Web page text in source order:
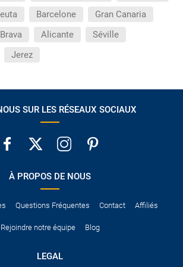
Barcelone
Gran Canaria
Alicante
Séville
Jerez
SUR LES RÉSEAUX SOCIAUX
À PROPOS DE NOUS
Questions Fréquentes Contact Affiliés
Rejoindre notre équipe Blog
LEGAL